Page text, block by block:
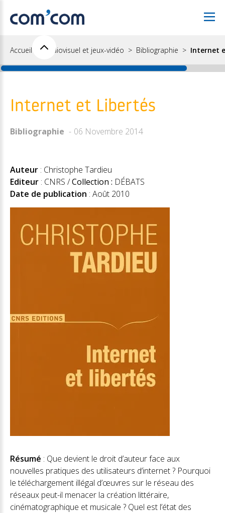
Accueil Audiovisuel et jeux-vidéo Bibliographie Internet
Internet et Libertés
Bibliographie 06 Novembre 2014
Auteur : Christophe Tardieu
Editeur : CNRS /Collection : DÉBATS
Date de publication : Août 2010
Résumé : Que devient le droit d’auteur face aux
nouvelles pratiques des utilisateurs d’internet ? Pourquoi
le téléchargement illégal d’œuvres sur le réseau des
réseaux peut-il menacer la création littéraire,
cinématographique et musicale ? Quel est l’état des